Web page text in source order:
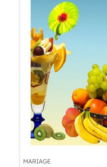
MARIAGE